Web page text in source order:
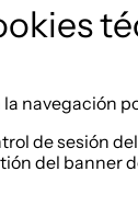
navegación
de sesión
del banner